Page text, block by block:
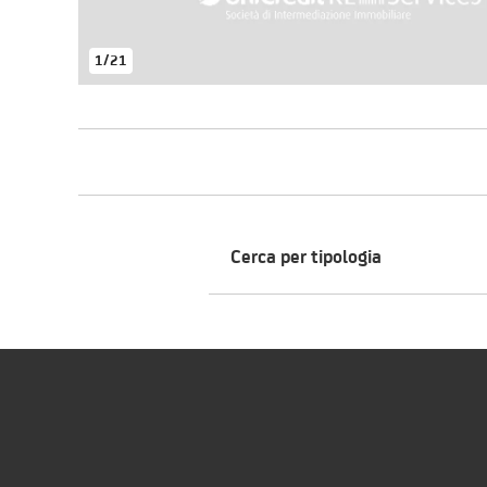
1/21
Cerca per tipologia